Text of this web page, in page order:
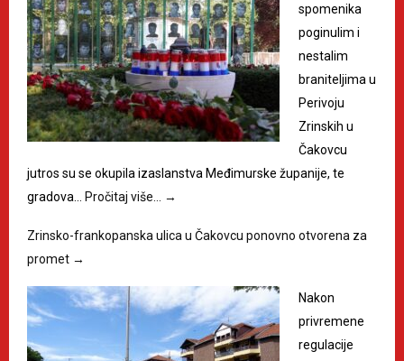
spomenika
poginulim i
nestalim
braniteljima u
Perivoju
Zrinskih u
Čakovcu
jutros su se okupila izaslanstva Međimurske županije, te
gradova… Pročitaj više… →
Zrinsko-frankopanska ulica u Čakovcu ponovno otvorena za
promet →
Nakon
privremene
regulacije